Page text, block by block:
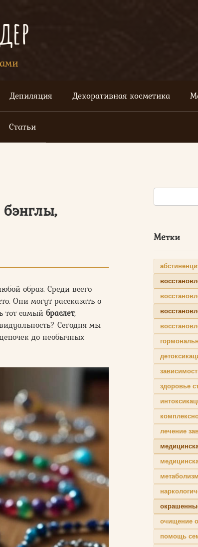
Депиляция Декоративная косметика
Статьи
образ. Среди всего
Они могут рассказать о
тот самый браслет,
Сегодня мы
до необычных
Поиск:
Метки
здоровье
лечение
метаболизм
очищение
помощь